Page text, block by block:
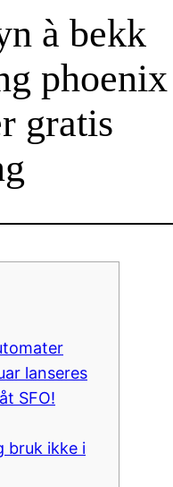
à bekk
phoenix
gratis
lanseres
SFO!
bruk ikke i